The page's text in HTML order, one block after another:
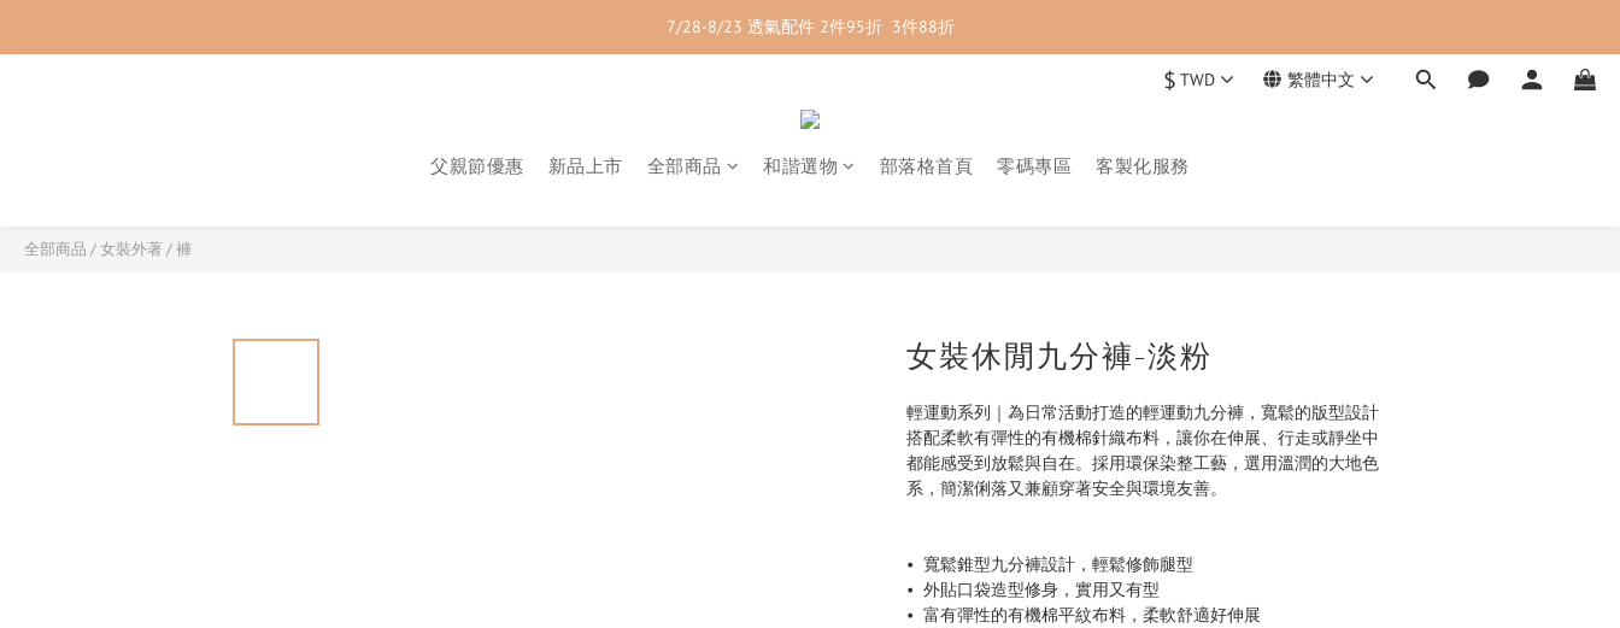
7/28-8/23 紳士內著 2件9折
$ TWD 繁體中文
父親節優惠 新品上市 全部商品 和諧選物 部落格首頁 零碼專區 客製化服務
全部商品 /女裝外著 /褲
女裝休閒九分褲-淡粉
輕運動系列｜為日常活動打造的輕運動九分褲，寬鬆的版型設計
搭配柔軟有彈性的有機棉針織布料，讓你在伸展、行走或靜坐中
都能感受到放鬆與自在。採用環保染整工藝，選用溫潤的大地色
系，簡潔俐落又兼顧穿著安全與環境友善。
•  寬鬆錐型九分褲設計，輕鬆修飾腿型
•  外貼口袋造型修身，實用又有型
•  富有彈性的有機棉平紋布料，柔軟舒適好伸展